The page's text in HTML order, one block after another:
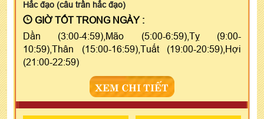
Hắc đạo (câu trần hắc đạo)
GIỜ TỐT TRONG NGÀY :
Dần (3:00-4:59),Mão (5:00-6:59),Tỵ (9:00-
10:59),Thân (15:00-16:59),Tuất (19:00-20:59),Hợi
(21:00-22:59)
XEM CHI TIẾT